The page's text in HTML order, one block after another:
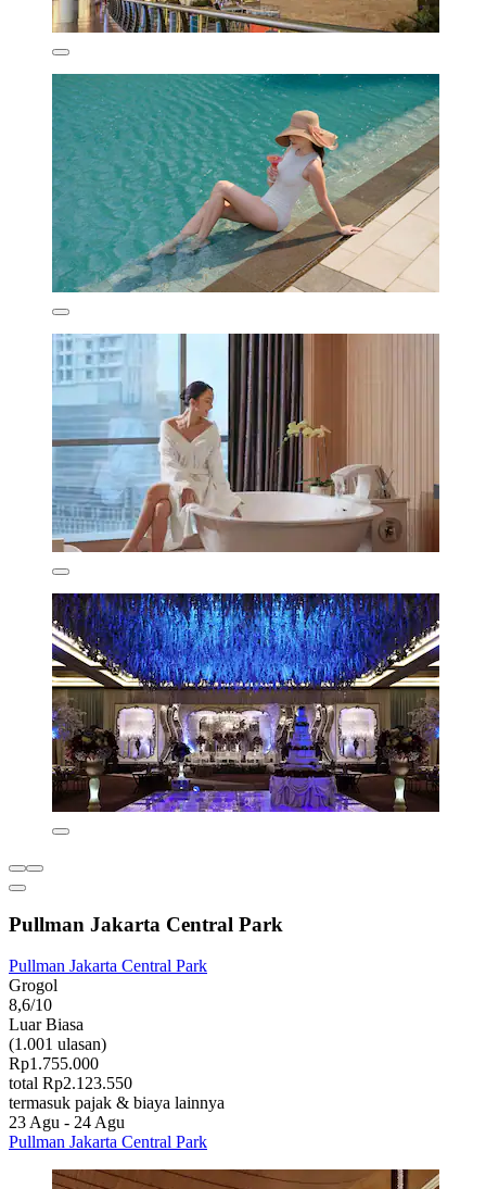
Pullman Jakarta Central Park
Pullman Jakarta Central Park
Grogol
8,6/10
Luar Biasa
(1.001 ulasan)
Rp1.755.000
total Rp2.123.550
termasuk pajak & biaya lainnya
23 Agu - 24 Agu
Pullman Jakarta Central Park